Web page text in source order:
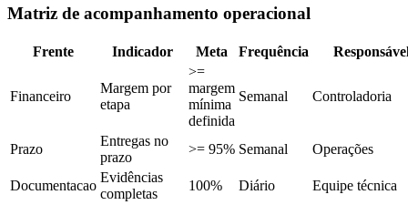
Matriz de acompanhamento operacional
Frente Indicador Meta Frequência
Financeiro
Margem por
etapa
>=
margem
mínima
definida
Semanal Controladoria
Prazo
Entregas no
prazo
>= 95% Semanal Operações
Documentacao
Evidências
completas
100% Diário Equipe técnica